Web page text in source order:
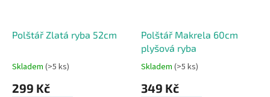
Polštář Zlatá ryba 52cm
Skladem (>5 ks)
299 Kč
Polštář Makrela 60cm
plyšová ryba
Skladem (>5 ks)
349 Kč